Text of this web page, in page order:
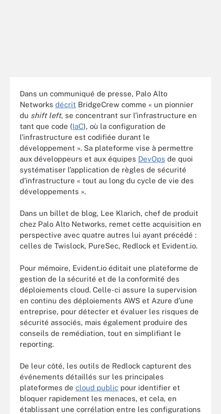
Dans un communiqué de presse, Palo Alto
Networks décrit BridgeCrew comme « un pionnier
du shift left, se concentrant sur l’infrastructure en
tant que code (IaC), où la configuration de
l’infrastructure est codifiée durant le
développement ». Sa plateforme vise à permettre
aux développeurs et aux équipes DevOps de quoi
systématiser l’application de règles de sécurité
d’infrastructure « tout au long du cycle de vie des
développements ».
Dans un billet de blog, Lee Klarich, chef de produit
chez Palo Alto Networks, remet cette acquisition en
perspective avec quatre autres lui ayant précédé :
celles de Twislock, PureSec, Redlock et Evident.io.
Pour mémoire, Evident.io éditait une plateforme de
gestion de la sécurité et de la conformité des
déploiements cloud. Celle-ci assure la supervision
en continu des déploiements AWS et Azure d’une
entreprise, pour détecter et évaluer les risques de
sécurité associés, mais également produire des
conseils de remédiation, tout en simplifiant le
reporting.
De leur côté, les outils de Redlock capturent des
événements détaillés sur les principales
plateformes de cloud public pour identifier et
bloquer rapidement les menaces, et cela, en
établissant une corrélation entre les configurations